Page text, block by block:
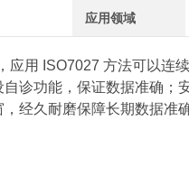
应用领域
应用 ISO7027 方法可以连
诊功能，保证数据准确；
经久耐磨保障长期数据准